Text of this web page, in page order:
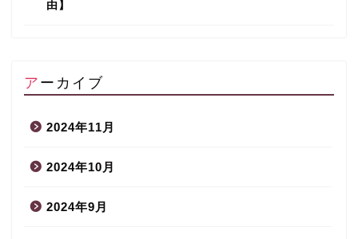
由】
アーカイブ
2024年11月
2024年10月
2024年9月